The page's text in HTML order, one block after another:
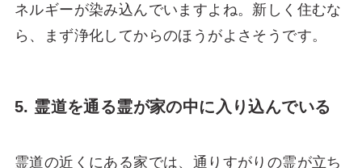
ネルギーが染み込んでいますよね。新しく住むな
ら、まず浄化してからのほうがよさそうです。
5. 霊道を通る霊が家の中に入り込んでいる
霊道の近くにある家では、通りすがりの霊が立ち